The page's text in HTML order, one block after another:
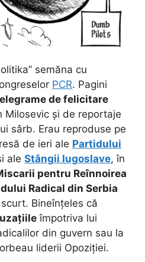
semăna cu
PCR. Pagini
de felicitare
Milosevic și de reportaje
sârb. Erau reproduse pe
de ieri ale Partidului
ale Stângii Iugoslave,în
pentru Reînnoirea
Radical din Serbia
Bineînțeles că
împotriva lui
din guvern sau la
liderii Opoziției.